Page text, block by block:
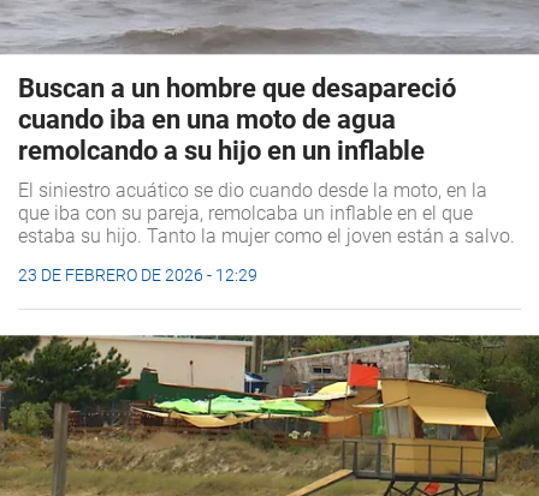
Buscan a un hombre que desapareció
cuando iba en una moto de agua
remolcando a su hijo en un inflable
El siniestro acuático se dio cuando desde la moto, en la
que iba con su pareja, remolcaba un inflable en el que
estaba su hijo. Tanto la mujer como el joven están a salvo.
23 DE FEBRERO DE 2026 - 12:29